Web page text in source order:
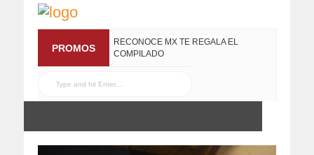
PROMOS
RECONOCE MX TE REGALA EL
COMPILADO